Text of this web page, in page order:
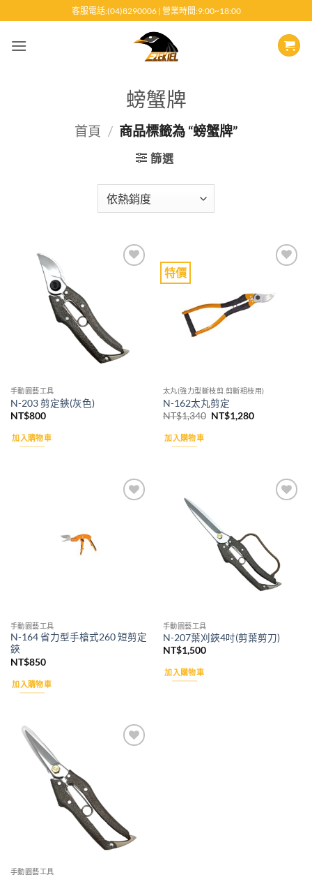
至
客服電話:(04)8290006 | 營業時間:9:00~18:00
螃蟹牌
首頁 / 商品標籤為 “螃蟹牌”
篩選
手動園藝工具
N-203 剪定鋏(灰色)
NT$800
加入購物車
特價
太丸(強力型斷枝剪.剪斷粗枝用)
N-162太丸剪定
NT$1,340 原
NT$1,280目
加入購物車
手動園藝工具
N-164 省力型手槍式260 短剪定
鋏
NT$850
加入購物車
手動園藝工具
N-207葉刈鋏4吋(剪葉剪刀)
NT$1,500
加入購物車
手動園藝工具